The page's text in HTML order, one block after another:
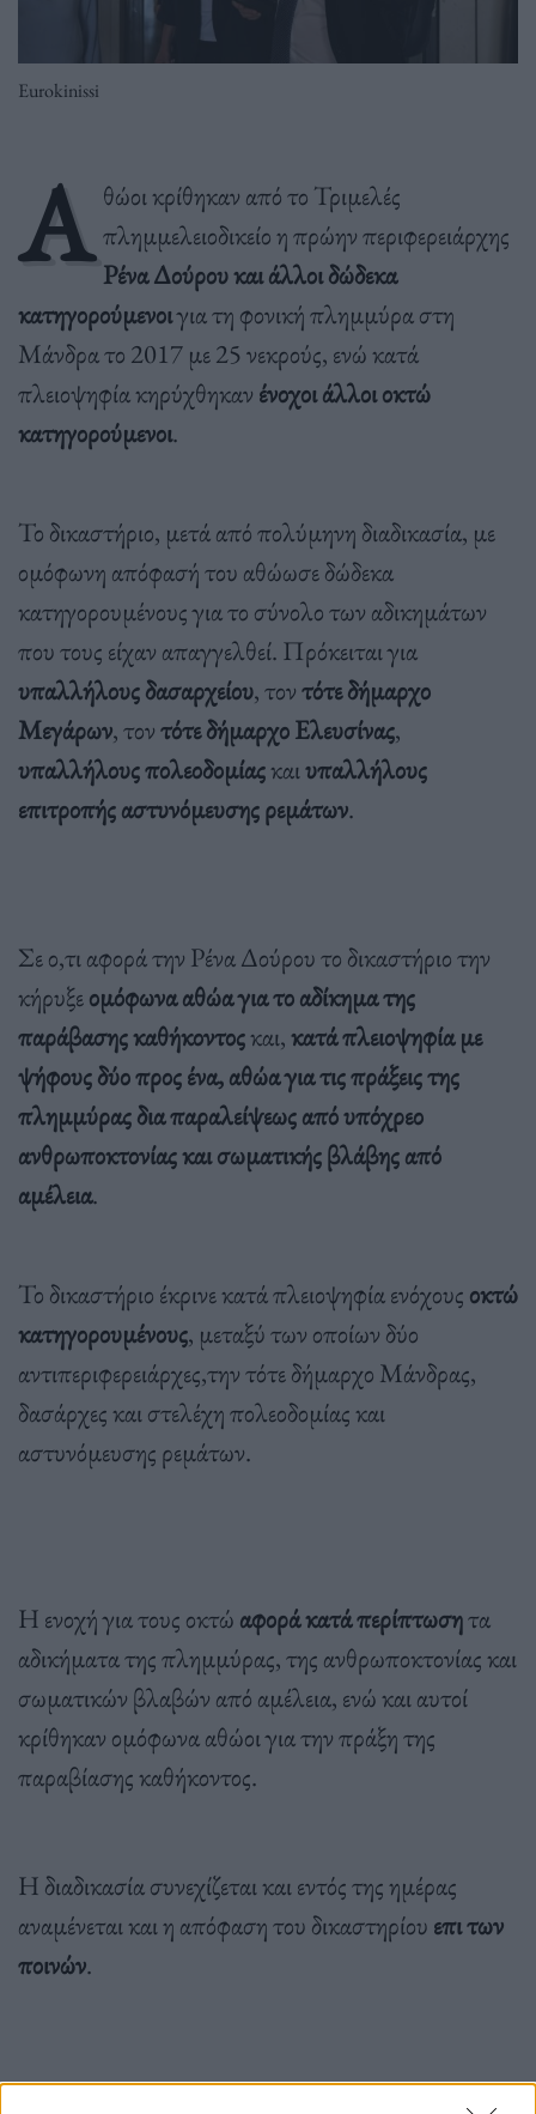
Eurokinissi
Α θώοι κρίθηκαν από το Τριμελές
πλημμελειοδικείο η πρώην περιφερειάρχης
Ρένα Δούρου και άλλοι δώδεκα
κατηγορούμενοιγια τη φονική πλημμύρα στη
Μάνδρα το 2017 με 25 νεκρούς, ενώ κατά
πλειοψηφία κηρύχθηκαν ένοχοι άλλοι οκτώ
κατηγορούμενοι.
Το δικαστήριο, μετά από πολύμηνη διαδικασία, με
ομόφωνη απόφασή του αθώωσε δώδεκα
κατηγορουμένους για το σύνολο των αδικημάτων
που τους είχαν απαγγελθεί. Πρόκειται για
υπαλλήλους δασαρχείου, τοντότε δήμαρχο
Μεγάρων, τοντότε δήμαρχο Ελευσίνας,
υπαλλήλους πολεοδομίαςκαιυπαλλήλους
επιτροπής αστυνόμευσης ρεμάτων.
Σε ο,τι αφορά την Ρένα Δούρου το δικαστήριο την
κήρυξεομόφωνα αθώα για το αδίκημα της
παράβασης καθήκοντοςκαι,κατά πλειοψηφία με
ψήφους δύο προς ένα, αθώα για τις πράξεις της
πλημμύρας δια παραλείψεως από υπόχρεο
ανθρωποκτονίας και σωματικής βλάβης από
αμέλεια.
Το δικαστήριο έκρινε κατά πλειοψηφία ενόχους οκτώ
κατηγορουμένους, μεταξύ των οποίων δύο
αντιπεριφερειάρχες,την τότε δήμαρχο Μάνδρας,
δασάρχες και στελέχη πολεοδομίας και
αστυνόμευσης ρεμάτων.
Η ενοχή για τους οκτώ αφορά κατά περίπτωσητα
αδικήματα της πλημμύρας, της ανθρωποκτονίας και
σωματικών βλαβών από αμέλεια, ενώ και αυτοί
κρίθηκαν ομόφωνα αθώοι για την πράξη της
παραβίασης καθήκοντος.
Η διαδικασία συνεχίζεται και εντός της ημέρας
αναμένεται και η απόφαση του δικαστηρίου επι των
ποινών.